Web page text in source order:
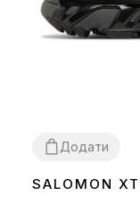
Додати
414243 44 45
SALOMON